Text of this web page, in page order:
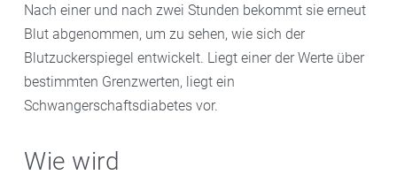
Nach einer und nach zwei Stunden bekommt sie erneut
Blut abgenommen, um zu sehen, wie sich der
Blutzuckerspiegel entwickelt. Liegt einer der Werte über
bestimmten Grenzwerten, liegt ein
Schwangerschaftsdiabetes vor.
Wie wird